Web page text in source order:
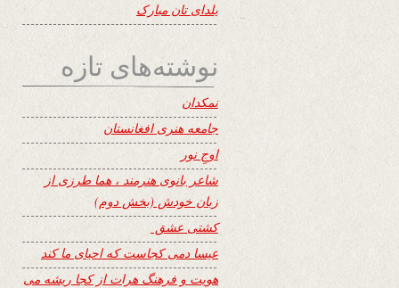
یلدای تان مبارک
نوشته‌های تازه
نمکدان
جامعه هنری افغانستان
اوجِ نور
شاعر بانوی هنرمند ، هما طرزی از
زبان خودش (بخش دوم)
کشتی عشق
عیسا دمی کجاست که احیای ما کند
هویت و فرهنگ هرات از کجا ریشه می